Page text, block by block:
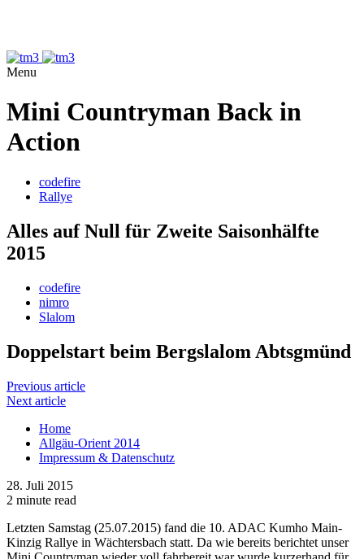
Menu
Mini Countryman Back in
Action
codefire
Rallye
Alles auf Null für Zweite Saisonhälfte
2015
codefire
nimro
Slalom
Doppelstart beim Bergslalom Abtsgmünd
Previous article
Next article
Home
Allgäu-Orient 2014
Impressum & Datenschutz
28. Juli 2015
2 minute read
Letzten Samstag (25.07.2015) fand die 10. ADAC Kumho Main-
Kinzig Rallye in Wächtersbach statt. Da wie bereits berichtet unser